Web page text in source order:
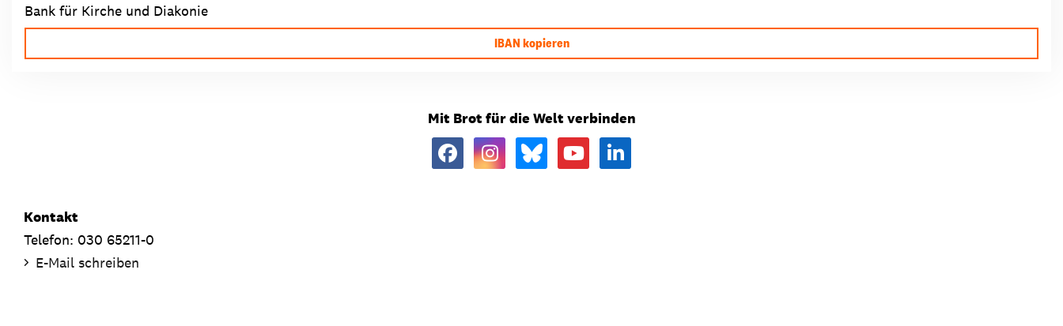
Bank für Kirche und Diakonie
IBAN kopieren
Mit Brot für die Welt verbinden
Kontakt
Telefon: 030 65211-0
E-Mail schreiben